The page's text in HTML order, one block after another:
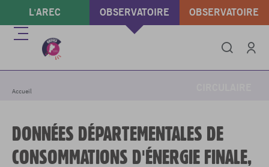
contenu
principal
L'AREC OBSERVATOIRE
ÉNERGIE & GAZ À
OBSERVATOIRE
Menu
ImprimerPartager
Accueil
DONNÉES DÉPARTEMENTALES DE
CONSOMMATIONS D'ÉNERGIE FINALE,